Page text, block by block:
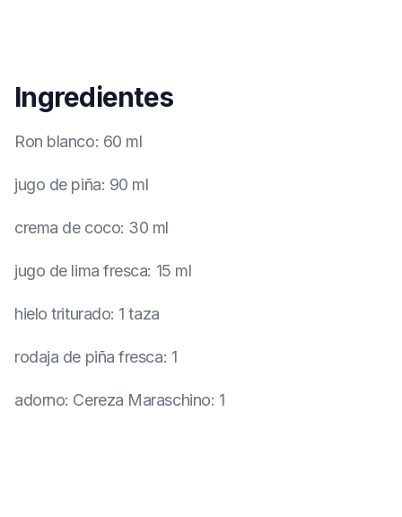
Ingredientes
Ron blanco: 60 ml
jugo de piña: 90 ml
crema de coco: 30 ml
jugo de lima fresca: 15 ml
hielo triturado: 1 taza
rodaja de piña fresca: 1
adorno: Cereza Maraschino: 1